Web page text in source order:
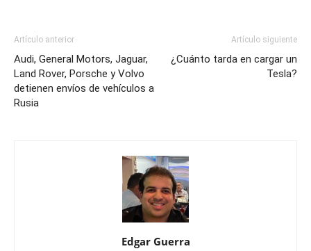
Artículo anterior
Audi, General Motors, Jaguar,
Land Rover, Porsche y Volvo
detienen envíos de vehículos a
Rusia
Artículo siguiente
¿Cuánto tarda en cargar un
Tesla?
Edgar Guerra